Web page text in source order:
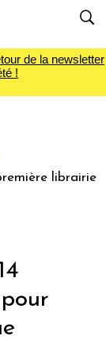
de la newsletter
!
librairie du